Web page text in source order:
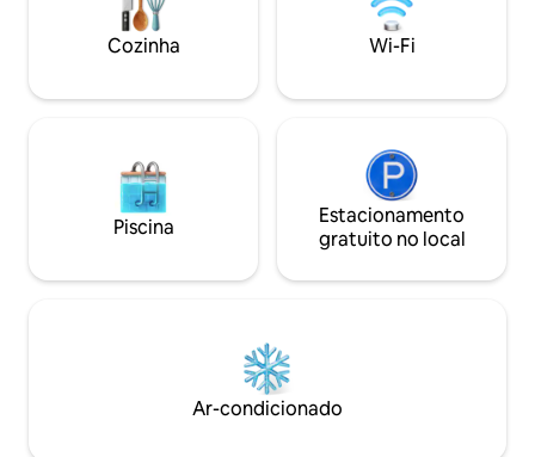
Brand-new high-
throughout the
Cozinha Wi-Fi
Piscina
Estacionamento
gratuito no local
Ar-condicionado